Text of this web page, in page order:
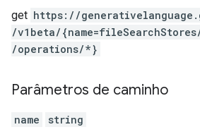
get https: / /
/v1beta/{name=fileSearchStores
/operations/*}
Parâmetros de caminho
name string